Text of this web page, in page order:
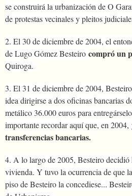
se construirá la urbanización de O
de protestas vecinales y pleitos
2. El 30 de diciembre de 2004, el
de Lugo Gómez Besteiro compró un
Quiroga.
3. El 31 de diciembre de 2004,
idea dirigirse a dos oficinas bancarias
metálico 36.000 euros para
importante recordar aquí que, en 2004,
transferencias bancarias.
4. A lo largo de 2005, Besteiro decidió
vivienda. Y tuvo la ocurrencia de que
piso de Besteiro la concediese...